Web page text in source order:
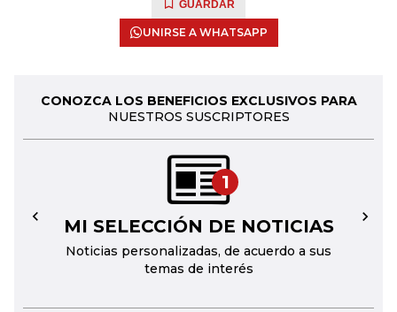
GUARDAR
UNIRSE A WHATSAPP
CONOZCA LOS BENEFICIOS EXCLUSIVOS PARA
NUESTROS SUSCRIPTORES
1
MI SELECCIÓN DE NOTICIAS
Noticias personalizadas, de acuerdo a sus
temas de interés
← →